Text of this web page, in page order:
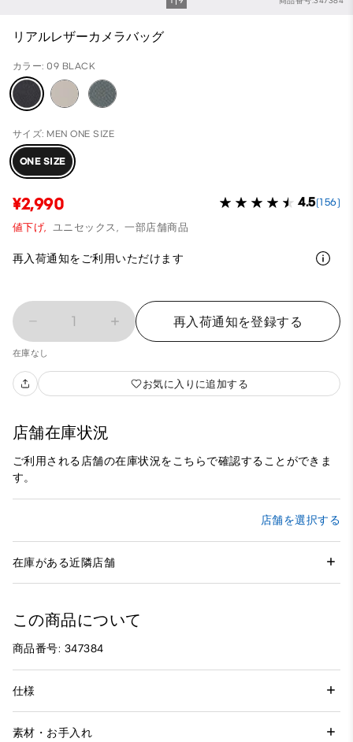
リアルレザーカメラバッグ
カラー: 09 BLACK
サイズ: MEN ONE SIZE
ONE SIZE
¥2,990 4.5(156)
値下げ, ユニセックス, 一部店舗商品
再入荷通知をご利用いただけます
1 再入荷通知を登録する
在庫なし
お気に入りに追加する
店舗在庫状況
ご利用される店舗の在庫状況をこちらで確認することができま
す。
店舗を選択する
在庫がある近隣店舗
この商品について
商品番号: 347384
仕様
素材・お手入れ